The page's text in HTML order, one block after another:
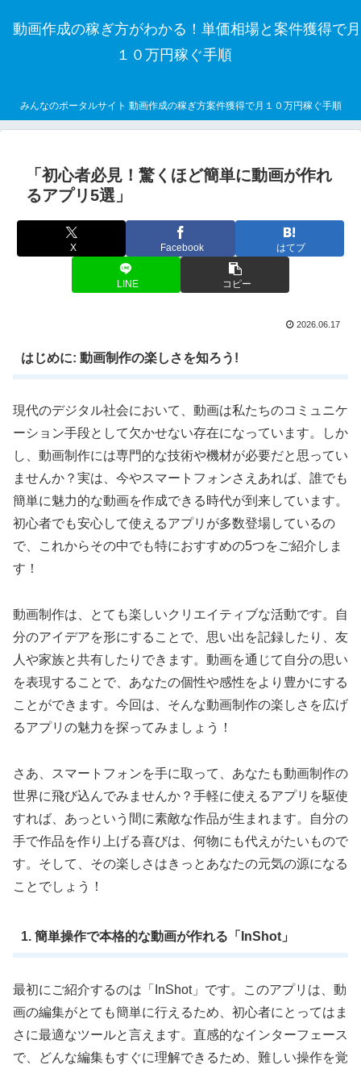
動画作成の稼ぎ方がわかる！単価相場と案件獲得で月
１０万円稼ぐ手順
みんなのポータルサイト 動画作成の稼ぎ方案件獲得で月１０万円稼ぐ手順
「初心者必見！驚くほど簡単に動画が作れ
るアプリ5選」
X Facebook はてブ
LINE コピー
2026.06.17
はじめに: 動画制作の楽しさを知ろう!
現代のデジタル社会において、動画は私たちのコミュニケ
ーション手段として欠かせない存在になっています。しか
し、動画制作には専門的な技術や機材が必要だと思ってい
ませんか？実は、今やスマートフォンさえあれば、誰でも
簡単に魅力的な動画を作成できる時代が到来しています。
初心者でも安心して使えるアプリが多数登場しているの
で、これからその中でも特におすすめの5つをご紹介しま
す！
動画制作は、とても楽しいクリエイティブな活動です。自
分のアイデアを形にすることで、思い出を記録したり、友
人や家族と共有したりできます。動画を通じて自分の思い
を表現することで、あなたの個性や感性をより豊かにする
ことができます。今回は、そんな動画制作の楽しさを広げ
るアプリの魅力を探ってみましょう！
さあ、スマートフォンを手に取って、あなたも動画制作の
世界に飛び込んでみませんか？手軽に使えるアプリを駆使
すれば、あっという間に素敵な作品が生まれます。自分の
手で作品を作り上げる喜びは、何物にも代えがたいもので
す。そして、その楽しさはきっとあなたの元気の源になる
ことでしょう！
1. 簡単操作で本格的な動画が作れる「InShot」
最初にご紹介するのは「InShot」です。このアプリは、動
画の編集がとても簡単に行えるため、初心者にとってはま
さに最適なツールと言えます。直感的なインターフェース
で、どんな編集もすぐに理解できるため、難しい操作を覚